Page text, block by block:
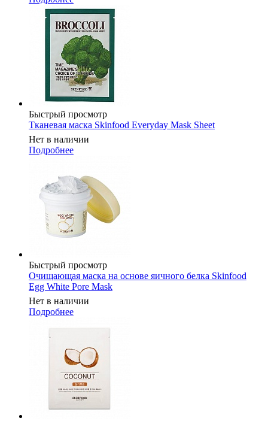
Быстрый просмотр
Тканевая маска Skinfood Everyday Mask Sheet
Нет в наличии
Подробнее
Быстрый просмотр
Очищающая маска на основе яичного белка Skinfood
Egg White Pore Mask
Нет в наличии
Подробнее